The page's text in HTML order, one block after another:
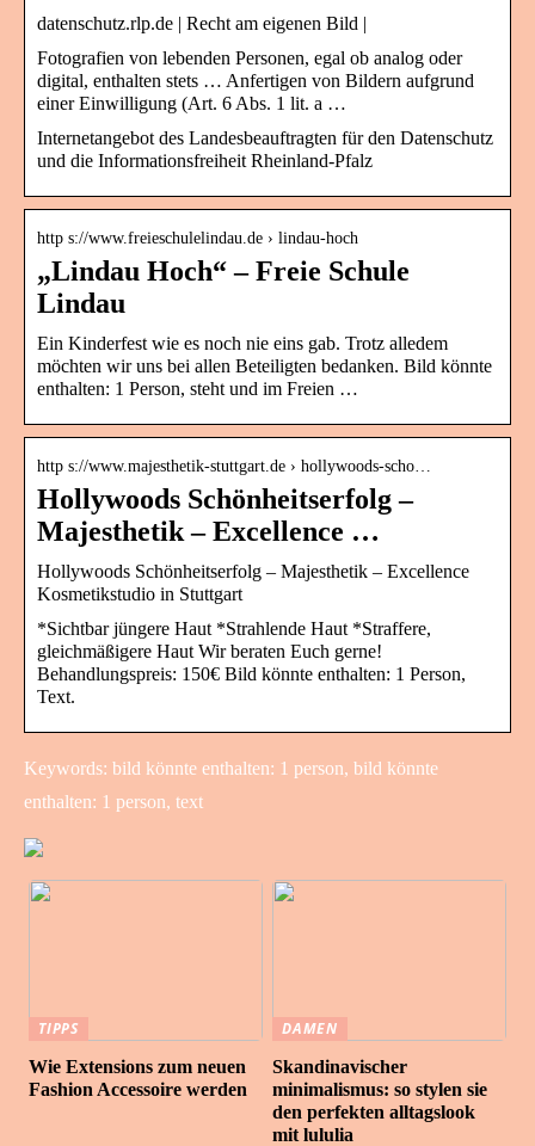
datenschutz.rlp.de | Recht am eigenen Bild |
Fotografien von lebenden Personen, egal ob analog oder
digital, enthalten stets … Anfertigen von Bildern aufgrund
einer Einwilligung (Art. 6 Abs. 1 lit. a …
Internetangebot des Landesbeauftragten für den Datenschutz
und die Informationsfreiheit Rheinland-Pfalz
http s://www.freieschulelindau.de › lindau-hoch
„Lindau Hoch“ – Freie Schule
Lindau
Ein Kinderfest wie es noch nie eins gab. Trotz alledem
möchten wir uns bei allen Beteiligten bedanken. Bild könnte
enthalten: 1 Person, steht und im Freien …
http s://www.majesthetik-stuttgart.de › hollywoods-scho…
Hollywoods Schönheitserfolg –
Majesthetik – Excellence …
Hollywoods Schönheitserfolg – Majesthetik – Excellence
Kosmetikstudio in Stuttgart
*Sichtbar jüngere Haut *Strahlende Haut *Straffere,
gleichmäßigere Haut Wir beraten Euch gerne!
Behandlungspreis: 150€ Bild könnte enthalten: 1 Person,
Text.
Keywords: bild könnte enthalten: 1 person, bild könnte
enthalten: 1 person, text
TIPPS
Wie Extensions zum neuen
Fashion Accessoire werden
DAMEN
Skandinavischer
minimalismus: so stylen sie
den perfekten alltagslook
mit lululia